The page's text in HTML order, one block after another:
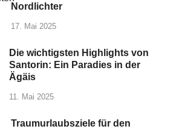
Nordlichter
17. Mai 2025
Die wichtigsten Highlights von
Santorin: Ein Paradies in der
Ägäis
11. Mai 2025
Traumurlaubsziele für den